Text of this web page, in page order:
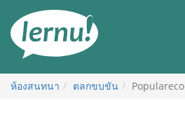
สารบัญ
ห้องสนทนา ตลกขบขัน Populareco